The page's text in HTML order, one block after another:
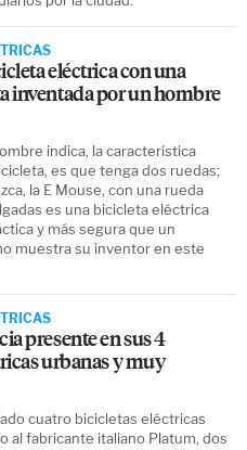
eléctrica con una
inventada por un hombre
indica, la característica
es que tenga dos ruedas;
la E Mouse, con una rueda
es una bicicleta eléctrica
y más segura que un
muestra su inventor en este
presente en sus 4
urbanas y muy
cuatro bicicletas eléctricas
al fabricante italiano Platum, dos